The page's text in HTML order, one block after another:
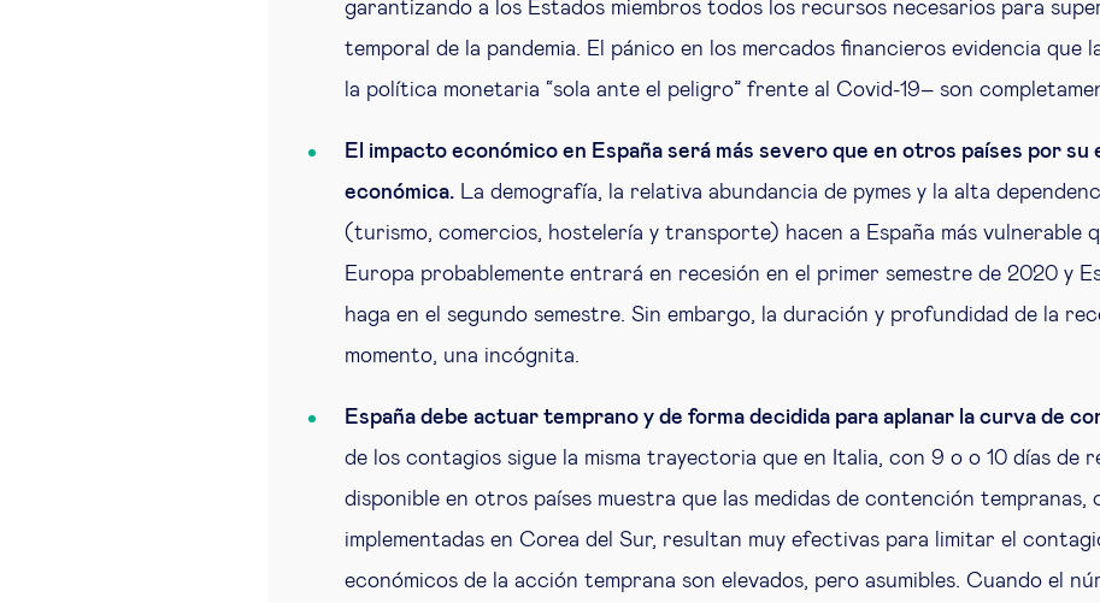
garantizando a los Estados miembros todos los recursos necesarios para
temporal de la pandemia. El pánico en los mercados financieros evidencia que
la política monetaria “sola ante el peligro” frente al Covid-19– son
El impacto económico en España será más severo que en otros países por
económica. La demografía, la relativa abundancia de pymes y la alta
(turismo, comercios, hostelería y transporte) hacen a España más vulnerable
Europa probablemente entrará en recesión en el primer semestre de 2020 y
haga en el segundo semestre. Sin embargo, la duración y profundidad de la
momento, una incógnita.
España debe actuar temprano y de forma decidida para aplanar la curva de
de los contagios sigue la misma trayectoria que en Italia, con 9 o o 10 días de
disponible en otros países muestra que las medidas de contención tempranas,
implementadas en Corea del Sur, resultan muy efectivas para limitar el
económicos de la acción temprana son elevados, pero asumibles. Cuando el